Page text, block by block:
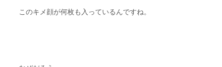
このキメ顔が何枚も入っているんですね。